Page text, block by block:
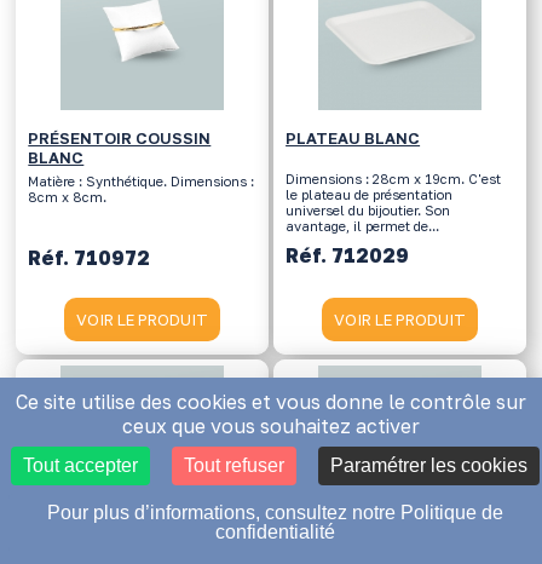
PRÉSENTOIR COUSSIN
BLANC
Matière : Synthétique. Dimensions :
8cm x 8cm.
Réf. 710972
VOIR LE PRODUIT
PLATEAU BLANC
Dimensions : 28cm x 19cm. C'est
le plateau de présentation
universel du bijoutier. Son
avantage, il permet de...
Réf. 712029
VOIR LE PRODUIT
Ce site utilise des cookies et vous donne le contrôle sur
ceux que vous souhaitez activer
Tout accepter Tout refuser Paramétrer les cookies
Pour plus d’informations, consultez notre Politique de
confidentialité